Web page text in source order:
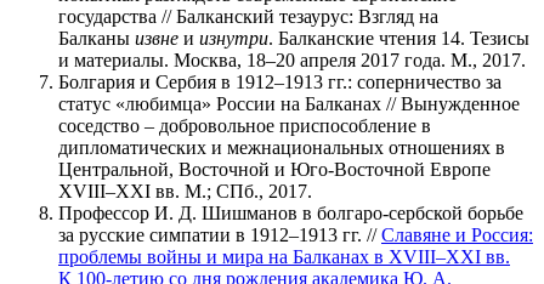
государства // Балканский тезаурус: Взгляд на
Балканы извне и изнутри. Балканские чтения 14. Тезисы
и материалы. Москва, 18–20 апреля 2017 года. М., 2017.
Болгария и Сербия в 1912–1913 гг.: соперничество за
статус «любимца» России на Балканах // Вынужденное
соседство – добровольное приспособление в
дипломатических и межнациональных отношениях в
Центральной, Восточной и Юго-Восточной Европе
XVIII–XXI вв. М.; СПб., 2017.
Профессор И. Д. Шишманов в болгаро-сербской борьбе
за русские симпатии в 1912–1913 гг. //Славяне и Россия:
проблемы войны и мира на Балканах в XVIII–XXI вв.
К 100-летию со дня рождения академика Ю. А.